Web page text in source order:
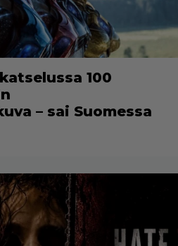
100
– sai Suomessa